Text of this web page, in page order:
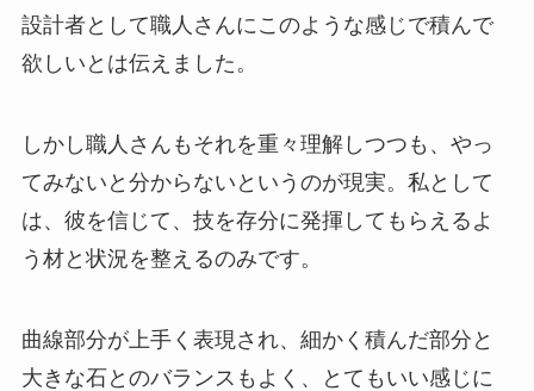
設計者として職人さんにこのような感じで積んで
欲しいとは伝えました。
しかし職人さんもそれを重々理解しつつも、やっ
てみないと分からないというのが現実。私として
は、彼を信じて、技を存分に発揮してもらえるよ
う材と状況を整えるのみです。
曲線部分が上手く表現され、細かく積んだ部分と
大きな石とのバランスもよく、とてもいい感じに